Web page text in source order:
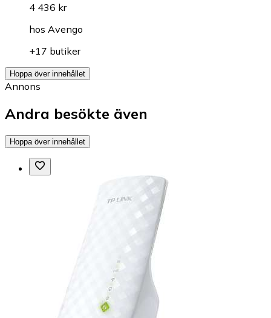
4 436 kr
hos Avengo
+17 butiker
Hoppa över innehållet
Annons
Andra besökte även
Hoppa över innehållet